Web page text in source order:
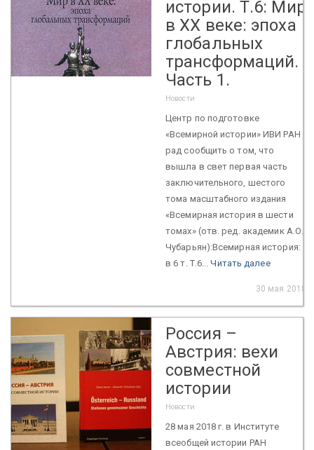
истории. Т.6: Мир
в XX веке: эпоха
глобальных
трансформаций.
Часть 1.
Новости
Центр по подготовке
«Всемирной истории» ИВИ РАН
рад сообщить о том, что
вышла в свет первая часть
заключительного, шестого
тома масштабного издания
«Всемирная история в шести
томах» (отв. ред. академик А.О.
Чубарьян):Всемирная история:
в 6 т. Т.6...Читать далее
30 мая 2018
Россия –
Австрия: вехи
совместной
истории
Новости
28 мая 2018 г. в Институте
всеобщей истории РАН